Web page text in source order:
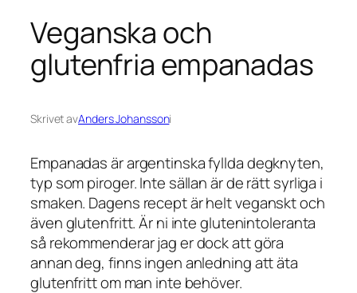
Veganska och
glutenfria empanadas
Skrivet avAnders Johanssoni
Empanadas är argentinska fyllda degknyten,
typ som piroger. Inte sällan är de rätt syrliga i
smaken. Dagens recept är helt veganskt och
även glutenfritt. Är ni inte glutenintoleranta
så rekommenderar jag er dock att göra
annan deg, finns ingen anledning att äta
glutenfritt om man inte behöver.